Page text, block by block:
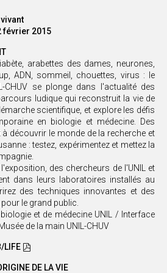
février 2015
arabettes des dames, neurones,
ADN, sommeil, chouettes, virus : le
CHUV se plonge dans l'actualité des
ludique qui reconstruit la vie de
scientifique, et explore les défis
en biologie et médecine. Des
découvrir le monde de la recherche et
: testez, expérimentez et mettez la
des chercheurs de l'UNIL et
dans leurs laboratoires installés au
des techniques innovantes et des
le grand public.
et de médecine UNIL / Interface
de la main UNIL-CHUV
LIFE
DE LA VIE